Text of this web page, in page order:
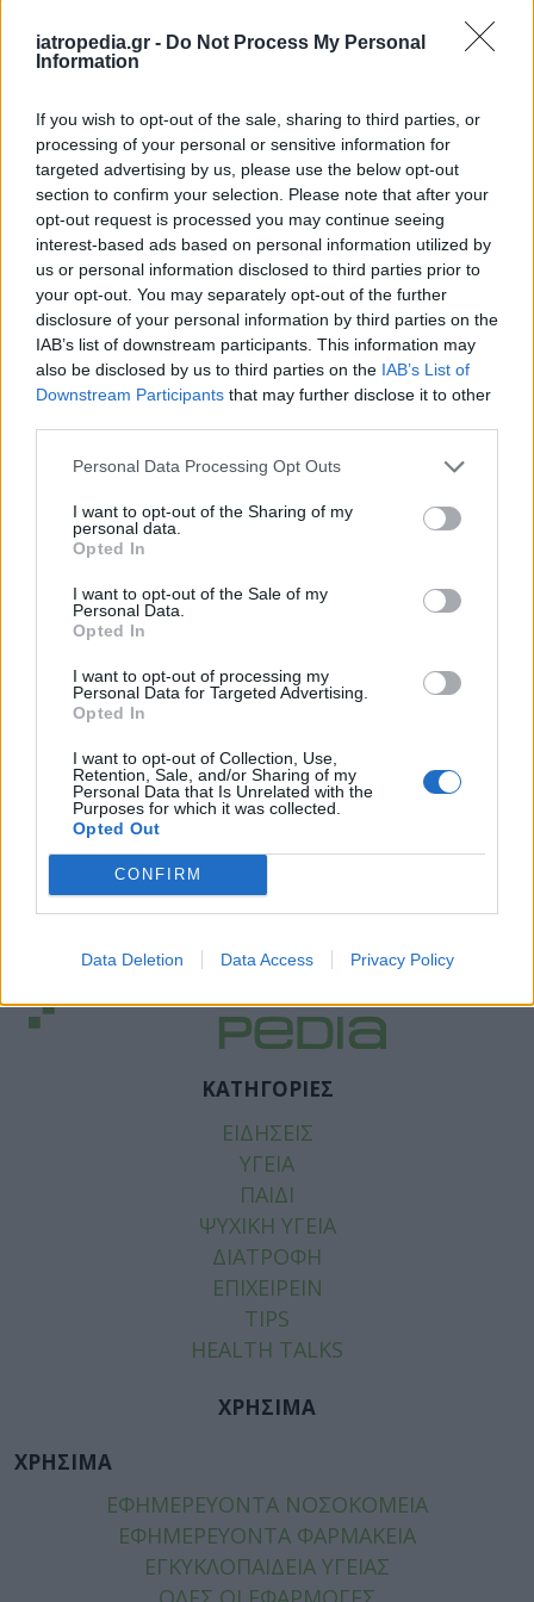
iatropedia.gr - Do Not Process My Personal
Information
If you wish to opt-out of the sale, sharing to third parties, or
processing of your personal or sensitive information for
targeted advertising by us, please use the below opt-out
section to confirm your selection. Please note that after your
opt-out request is processed you may continue seeing
interest-based ads based on personal information utilized by
us or personal information disclosed to third parties prior to
your opt-out. You may separately opt-out of the further
disclosure of your personal information by third parties on the
IAB’s list of downstream participants. This information may
also be disclosed by us to third parties on the IAB’s List of
Downstream Participants that may further disclose it to other
Personal Data Processing Opt Outs
I want to opt-out of the Sharing of my
personal data.
Opted In
I want to opt-out of the Sale of my
Personal Data.
Opted In
I want to opt-out of processing my
Personal Data for Targeted Advertising.
Opted In
I want to opt-out of Collection, Use,
Retention, Sale, and/or Sharing of my
Personal Data that Is Unrelated with the
Purposes for which it was collected.
Opted Out
CONFIRM
Data Deletion Data Access Privacy Policy
ΚΑΤΗΓΟΡΙΕΣ
ΕΙΔΗΣΕΙΣ
ΥΓΕΙΑ
ΠΑΙΔΙ
ΨΥΧΙΚΗ ΥΓΕΙΑ
ΔΙΑΤΡΟΦΗ
ΕΠΙΧΕΙΡΕΙΝ
TIPS
HEALTH TALKS
ΧΡΗΣΙΜΑ
ΧΡΗΣΙΜΑ
ΕΦΗΜΕΡΕΥΟΝΤΑ ΝΟΣΟΚΟΜΕΙΑ
ΕΦΗΜΕΡΕΥΟΝΤΑ ΦΑΡΜΑΚΕΙΑ
ΕΓΚΥΚΛΟΠΑΙΔΕΙΑ ΥΓΕΙΑΣ